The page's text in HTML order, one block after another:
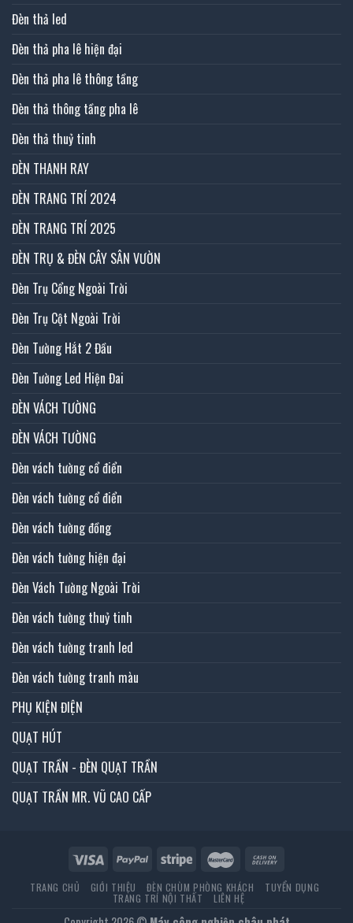
Đèn thả led
Đèn thả pha lê hiện đại
Đèn thả pha lê thông tầng
Đèn thả thông tầng pha lê
Đèn thả thuỷ tinh
ĐÈN THANH RAY
ĐÈN TRANG TRÍ 2024
ĐÈN TRANG TRÍ 2025
ĐÈN TRỤ & ĐÈN CÂY SÂN VƯỜN
Đèn Trụ Cổng Ngoài Trời
Đèn Trụ Cột Ngoài Trời
Đèn Tường Hắt 2 Đầu
Đèn Tường Led Hiện Đai
ĐÈN VÁCH TƯỜNG
ĐÈN VÁCH TƯỜNG
Đèn vách tường cổ điển
Đèn vách tường cổ điển
Đèn vách tường đồng
Đèn vách tường hiện đại
Đèn Vách Tường Ngoài Trời
Đèn vách tường thuỷ tinh
Đèn vách tường tranh led
Đèn vách tường tranh màu
PHỤ KIỆN ĐIỆN
QUẠT HÚT
QUẠT TRẦN - ĐÈN QUẠT TRẦN
QUẠT TRẦN MR. VŨ CAO CẤP
TRANG CHỦ GIỚI THIỆU ĐÈN CHÙM PHÒNG KHÁCH TUYỂN DỤNG
TRANG TRÍ NỘI THẤT LIÊN HỆ